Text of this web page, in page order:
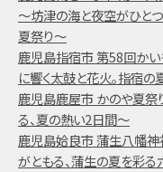
～坊津の海と夜空がひと
夏祭り～
鹿児島指宿市 第58回か
に響く太鼓と花火。指宿
鹿児島鹿屋市 かのや夏祭
る、夏の熱い2日間～
鹿児島姶良市 蒲生八幡
がともる、蒲生の夏を彩